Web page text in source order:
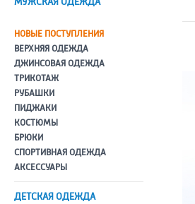
НОВЫЕ ПОСТУПЛЕНИЯ
ВЕРХНЯЯ ОДЕЖДА
ДЖИНСОВАЯ ОДЕЖДА
ТРИКОТАЖ
РУБАШКИ
ПИДЖАКИ
КОСТЮМЫ
БРЮКИ
СПОРТИВНАЯ ОДЕЖДА
АКСЕССУАРЫ
ДЕТСКАЯ ОДЕЖДА